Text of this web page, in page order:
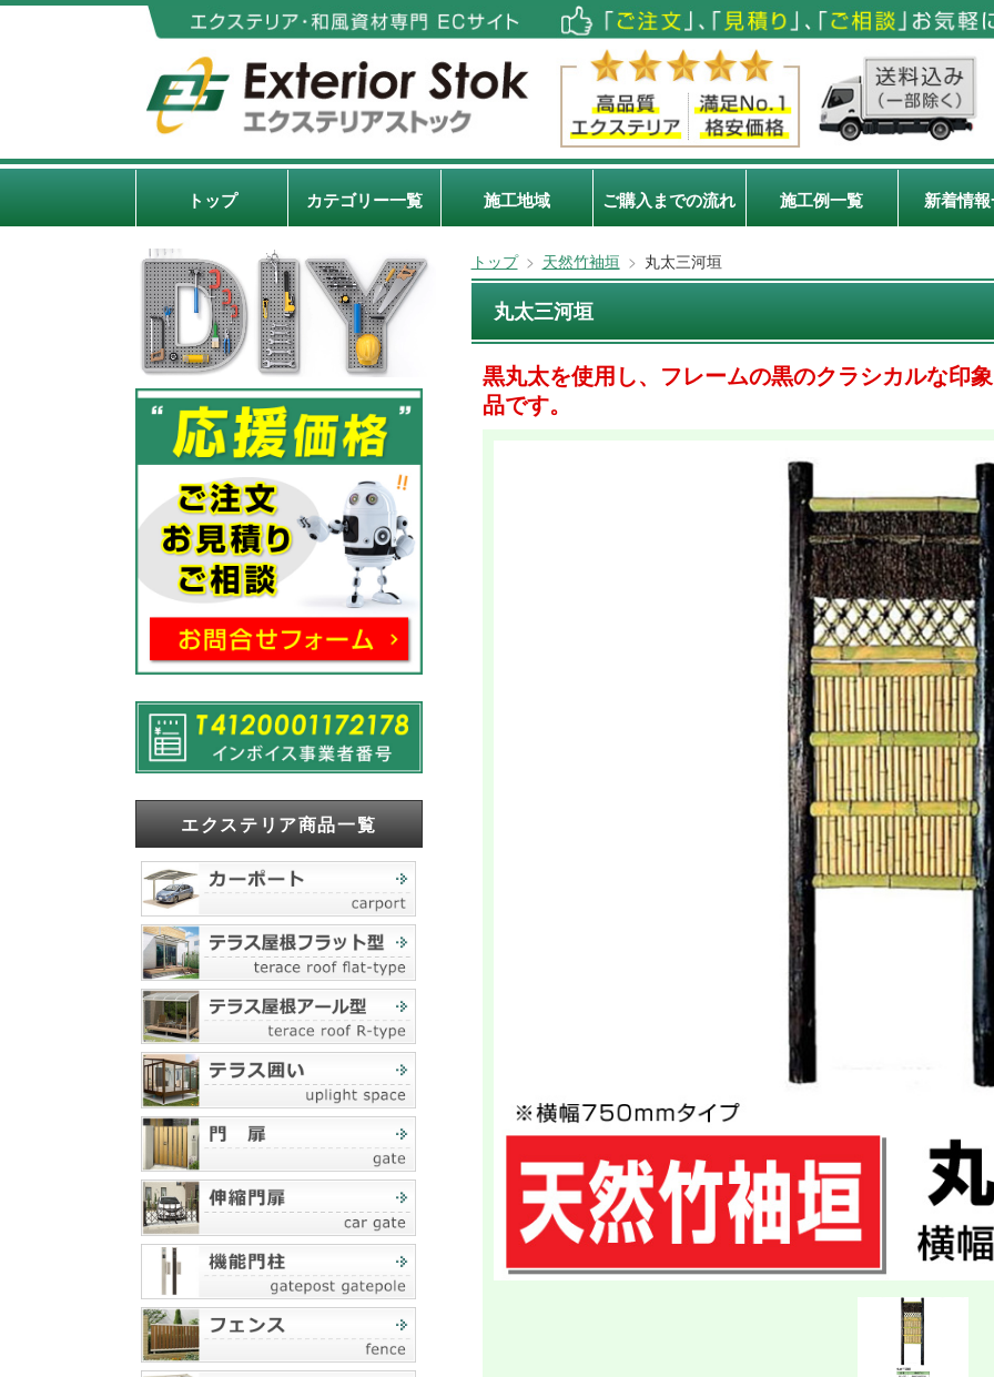
トップ カテゴリー一覧 施工地域 ご購入までの流れ 施工例一覧 新着情
トップ > 天然竹袖垣 > 丸太三河垣
丸太三河垣
黒丸太を使用し、フレームの黒のクラシカルな印
品です。
エクステリア商品一覧